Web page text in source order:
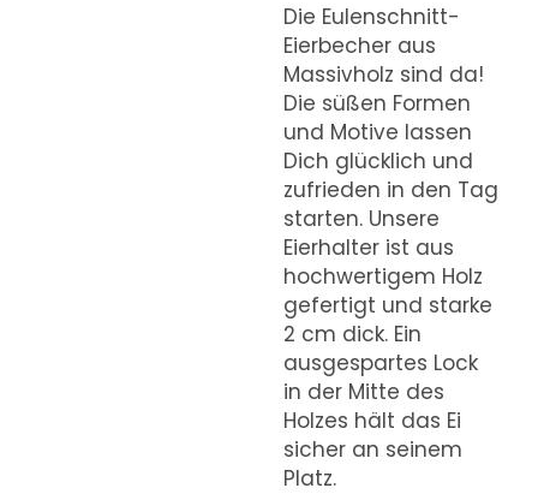
Die Eulenschnitt-
Eierbecher aus
Massivholz sind da!
Die süßen Formen
und Motive lassen
Dich glücklich und
zufrieden in den Tag
starten. Unsere
Eierhalter ist aus
hochwertigem Holz
gefertigt und starke
2 cm dick. Ein
ausgespartes Lock
in der Mitte des
Holzes hält das Ei
sicher an seinem
Platz.